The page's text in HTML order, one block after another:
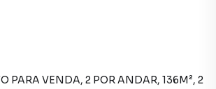
com Gerador
PARA VENDA, 2 POR ANDAR, 136M², 2